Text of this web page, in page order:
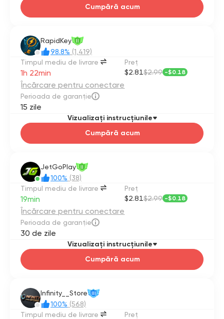
Cumpără acum
RapidKey II
98.8% (1,419)
Timpul mediu de livrare
1h 22min
Încărcare pentru conectare
Perioada de garanție
15 zile
Preţ
$2.81$2.99 -$0.18
Cumpără acum
Vizualizați instrucțiunile
JetGoPlay II
100% (38)
Timpul mediu de livrare
19min
Încărcare pentru conectare
Perioada de garanție
30 de zile
Preţ
$2.81$2.99 -$0.18
Cumpără acum
Vizualizați instrucțiunile
Infinity__Store III
100% (568)
Timpul mediu de livrare
Preţ